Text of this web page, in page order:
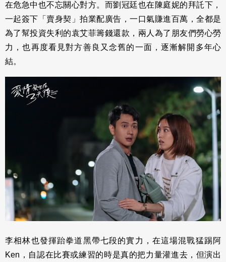
在危急中也不忘關心對方。而劉冠廷也在陳庭妮的拜託下，
一起簽下「賣身契」拍業配廣告，一口氣賺進百萬，全都是
為了幫投資失利的袁艾菲籌錢還款，兩人為了朋友們勞心勞
力，也再度看見對方善良又念舊的一面，逐漸解開多年心
結。
李相林也發揮跆拳道黑帶七段的實力，在這場混戰猛踢阿
Ken，自認在比賽或練習的時是真的把力量灌進去，但演出